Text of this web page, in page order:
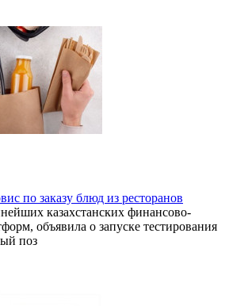
по заказу блюд из ресторанов
казахстанских финансово-
объявила о запуске тестирования
поз